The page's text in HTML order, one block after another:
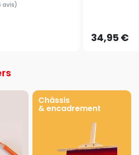
avis)
34,95 €
Châssis
& encadrement